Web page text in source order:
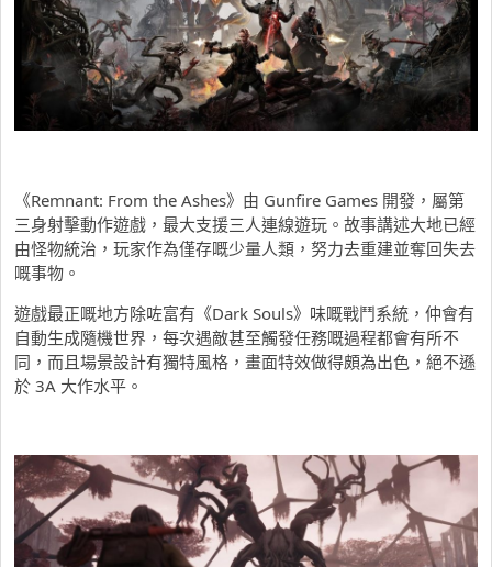
《Remnant: From the Ashes》由 Gunfire Games 開發，屬第
三身射擊動作遊戲，最大支援三人連線遊玩。故事講述大地已經
由怪物統治，玩家作為僅存嘅少量人類，努力去重建並奪回失去
嘅事物。
遊戲最正嘅地方除咗富有《Dark Souls》味嘅戰鬥系統，仲會有
自動生成隨機世界，每次遇敵甚至觸發任務嘅過程都會有所不
同，而且場景設計有獨特風格，畫面特效做得頗為出色，絕不遜
於 3A 大作水平。